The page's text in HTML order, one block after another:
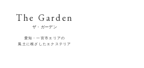
The Garden
ザ・ガーデン
愛知・一宮市エリアの
風土に根ざしたエクステリア